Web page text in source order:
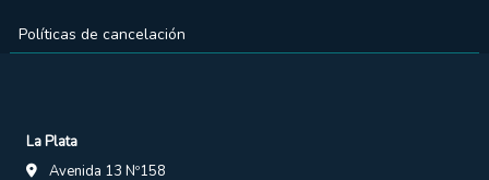
Políticas de cancelación
La Plata
Avenida 13 Nº158